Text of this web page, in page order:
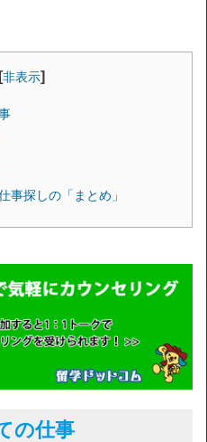
非表示]
事探しの「まとめ」
の仕事